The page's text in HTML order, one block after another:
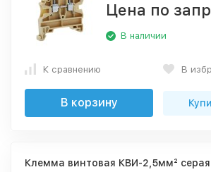
Цена по
В наличии
К сравнению В
В корзину
Клемма винтовая КВИ-2,5мм² серая